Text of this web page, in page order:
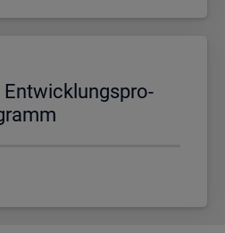
Ent­wick­lungs­pro­